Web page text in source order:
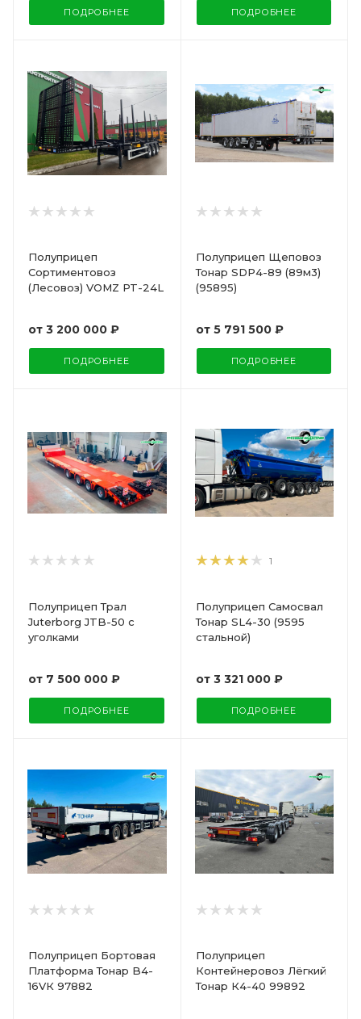
ПОДРОБНЕЕ ПОДРОБНЕЕ
Полуприцеп
Сортиментовоз
(Лесовоз) VOMZ PT-24L
от 3 200 000 ₽
ПОДРОБНЕЕ
Полуприцеп Щеповоз
Тонар SDP4-89 (89м3)
(95895)
от 5 791 500 ₽
ПОДРОБНЕЕ
Полуприцеп Трал
Juterborg JTB-50 с
уголками
от 7 500 000 ₽
ПОДРОБНЕЕ
1
Полуприцеп Самосвал
Тонар SL4-30 (9595
стальной)
от 3 321 000 ₽
ПОДРОБНЕЕ
Полуприцеп Бортовая
Платформа Тонар B4-
16VК 97882
Полуприцеп
Контейнеровоз Лёгкий
Тонар К4-40 99892